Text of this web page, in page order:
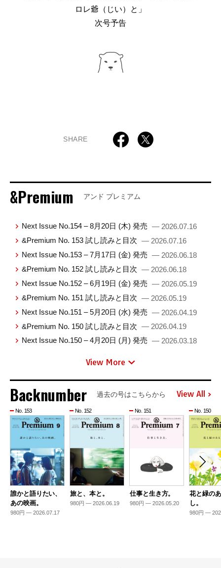
ロレ爺（じい）と」
次号予告
SHARE
&Premium アンド プレミアム
Next Issue No.154 – 8月20日 (木) 発売 — 2026.07.16
&Premium No. 153 試し読みと目次 — 2026.07.16
Next Issue No.153 – 7月17日 (金) 発売 — 2026.06.18
&Premium No. 152 試し読みと目次 — 2026.06.18
Next Issue No.152 – 6月19日 (金) 発売 — 2026.05.19
&Premium No. 151 試し読みと目次 — 2026.05.19
Next Issue No.151 – 5月20日 (水) 発売 — 2026.04.19
&Premium No. 150 試し読みと目次 — 2026.04.19
Next Issue No.150 – 4月20日 (月) 発売 — 2026.03.18
View More
Backnumber 過去の号はこちらから View All
No. 153
誰かと語りたい、
あの映画。
980円 — 2026.07.17
No. 152
旅と、本と。
980円 — 2026.06.19
No. 151
仕事と生き方。
980円 — 2026.05.20
No. 150
花と緑の
し。
980円 —